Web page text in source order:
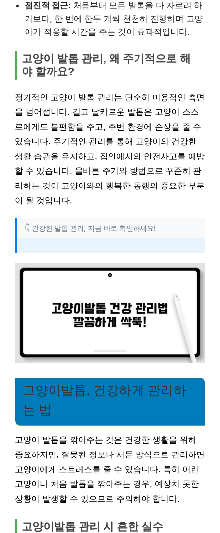
점진적 접근: 처음부터 모든 발톱을 다 자르려 하
기보다, 한 번에 한두 개씩 천천히 진행하며 고양
이가 적응할 시간을 주는 것이 효과적입니다.
고양이 발톱 관리, 왜 주기적으로 해
야 할까요?
정기적인 고양이 발톱 관리는 단순히 미용적인 측면
을 넘어섭니다. 길고 날카로운 발톱은 고양이 스스
로에게도 불편함을 주고, 주변 환경에 손상을 줄 수
있습니다. 주기적인 관리를 통해 고양이의 건강한
생활 습관을 유지하고, 집안에서의 안전사고를 예방
할 수 있습니다. 올바른 주기와 방법으로 꾸준히 관
리하는 것이 고양이와의 행복한 동행의 중요한 부분
이 될 것입니다.
👇 건강한 발톱 관리, 지금 바로 확인하세요!
고양이발톱, 건강하게 관리하
는 법
고양이 발톱을 깎아주는 것은 건강한 생활을 위해
중요하지만, 잘못된 정보나 서툰 방식으로 관리하면
고양이에게 스트레스를 줄 수 있습니다. 특히 어린
고양이나 처음 발톱을 깎아주는 경우, 예상치 못한
상황이 발생할 수 있으므로 주의해야 합니다.
고양이발톱 관리 시 흔한 실수